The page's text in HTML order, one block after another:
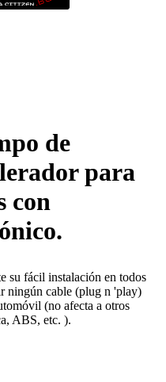
de
para
con
su fácil instalación en todos
ningún cable (plug n 'play)
(no afecta a otros
ABS, etc. ).